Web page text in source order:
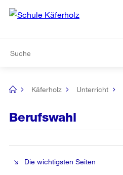
Navigation
[no
Käferholz Unterricht
Berufswahl
Die wichtigsten Seiten